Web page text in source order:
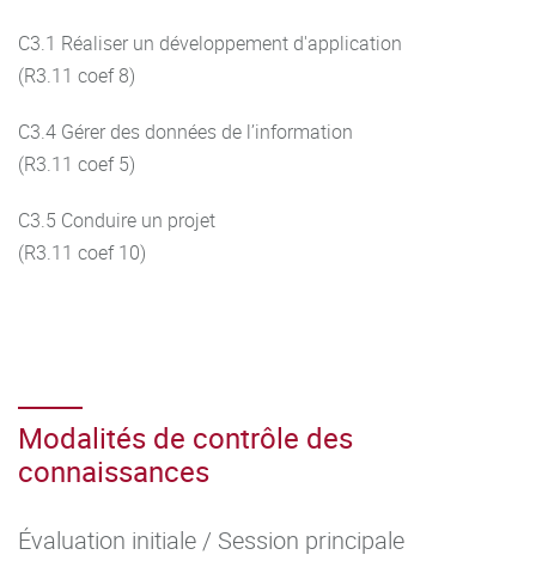
C3.1 Réaliser un développement d'application
(R3.11 coef 8)
C3.4 Gérer des données de l’information
(R3.11 coef 5)
C3.5 Conduire un projet
(R3.11 coef 10)
Modalités de contrôle des
connaissances
Évaluation initiale / Session principale